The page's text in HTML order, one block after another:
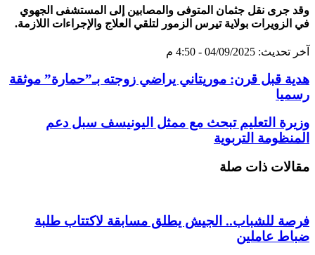
وقد جرى نقل جثمان المتوفى والمصابين إلى المستشفى الجهوي
في الزويرات بولاية تيرس الزمور لتلقي العلاج والإجراءات اللازمة.
آخر تحديث: 04/09/2025 - 4:50 م
هدية قبل قرن: موريتاني يراضي زوجته بـ”حمارة” موثقة
رسميا
وزيرة التعليم تبحث مع ممثل اليونيسف سبل دعم
المنظومة التربوية
مقالات ذات صلة
فرصة للشباب.. الجيش يطلق مسابقة لاكتتاب طلبة
ضباط عاملين